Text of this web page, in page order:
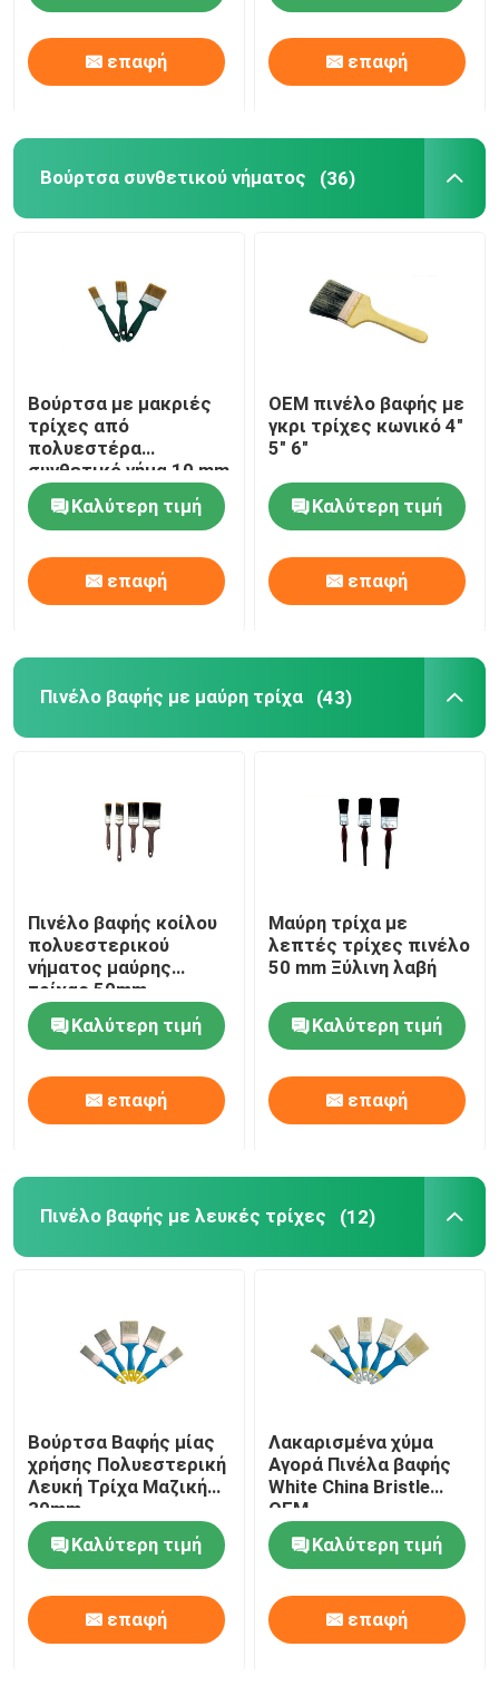
Προϊόντα
Ποιοτικός έλεγχος
Νέα
Όλες οι περιπτώσεις
Πινέλο βαφής σπιτιού
Βούρτσα συνθετικού νήματος
Πινέλο βαφής με λευκές τρίχες
Βούρτσες χρωμάτων κιμωλίας
Πινέλο βαφής καλοριφέρ
Ξαναγεμιζόμενος κύλινδρος βαφής
Ρολό βαφής μικροϊνών
επαφή επαφή
Βούρτσα συνθετικού νήματος (36)
Βούρτσα με μακριές
τρίχες από
πολυεστέρα
συνθετικό νήμα 10 mm
Καλύτερη τιμή
επαφή
OEM πινέλο βαφής με
γκρι τρίχες κωνικό 4"
5" 6"
Καλύτερη τιμή
επαφή
Πινέλο βαφής με μαύρη τρίχα (43)
Πινέλο βαφής κοίλου
πολυεστερικού
νήματος μαύρης
τρίχας 50mm
Καλύτερη τιμή
επαφή
Μαύρη τρίχα με
λεπτές τρίχες πινέλο
50 mm Ξύλινη λαβή
Καλύτερη τιμή
επαφή
Πινέλο βαφής με λευκές τρίχες (12)
Βούρτσα Βαφής μίας
χρήσης Πολυεστερική
Λευκή Τρίχα Μαζική
30mm
Καλύτερη τιμή
επαφή
Λακαρισμένα χύμα
Αγορά Πινέλα βαφής
White China Bristle
OEM
Καλύτερη τιμή
επαφή